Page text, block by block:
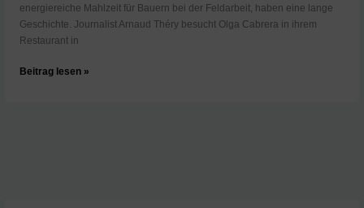
energiereiche Mahlzeit für Bauern bei der Feldarbeit, haben eine lange
Geschichte. Journalist Arnaud Théry besucht Olga Cabrera in ihrem
Restaurant in
Mexiko:
Beitrag lesen »